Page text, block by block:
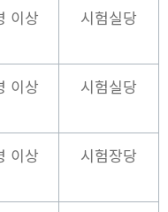
이상 시험실당
이상 시험실당
이상 시험장당